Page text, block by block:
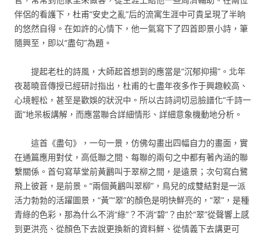
伴侶的看護下，杜甫“安史之亂”后的流寓生涯中可貴呈現了半晌
的悠然自得。在如許的心情下，他一氣寫下了四首即景小詩，筆
隨興至，即以“盡句”為題。
提起老杜的詩風，大師起首想到的應當是“沉郁抑揚”。北年
夜葛曉音傳授已經研討指出，杜甫的七盡年夜多作于興趣較高、
心境輕松，甚至是歡娛的狀況中。所以古詩詞切忌臉譜化“千詩一
面”地呆板講解，而應當聯合詳細情形、詳細意象機動地分析。
這首《盡句》，一句一景，仿佛勾畫出四幅自力的畫面，實
在通篇應用對仗，高低聯之間、每聯的兩句之中都有著內涵的聯
繫關係。首句寫草堂前黃鸝叫于翠柳之間，是遠景；次句寫白鷺
飛上彼蒼，是前景。“兩個黃鸝叫翠柳”，鳥兒的成雙結對是一派
活力勃勃的活躍圖景，“黃”“翠”的顏色是明快鮮亮的，“翠”，是種
青綠的色彩，那為什么不消“綠”？不消“碧”？由於“翠”從聲響上感
到更洪亮、從顏色下去說更換新的資料鮮、從情義下去講更可